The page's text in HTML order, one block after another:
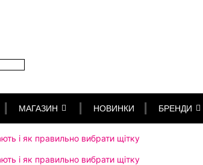
МАГАЗИН НОВИНКИ БРЕНДИ
і як правильно вибрати щітку
і як правильно вибрати щітку